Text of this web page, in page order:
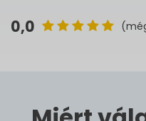
0,0